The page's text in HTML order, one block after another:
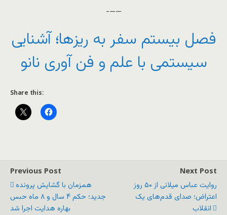
——-
فصل بیستم سفر به ریزها؛ آشنایی
سیستمی با علم و فن آوری نانو
Share this:
Previous Post
همزمان با گشایش پرونده
جدید؛ حکم ۴ سال و ۸ ماه حبس
بهاره هدایت اجرا شد
Next Post
روایت عباس میلانی از ۵۰ روز
اعتراض؛ صدای قدم‌های یک
انقلاب